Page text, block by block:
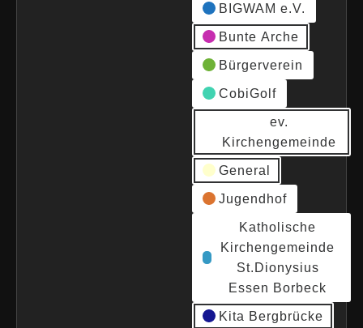
BIGWAM e.V.
Bunte Arche
Bürgerverein
CobiGolf
ev.
Kirchengemeinde
General
Jugendhof
Katholische
Kirchengemeinde
St.Dionysius
Essen Borbeck
Kita Bergbrücke